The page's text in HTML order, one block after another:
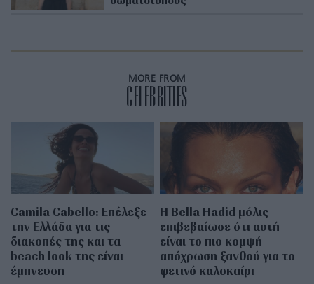
MORE FROM
CELEBRITIES
Camila Cabello: Επέλεξε
την Ελλάδα για τις
διακοπές της και τα
beach look της είναι
έμπνευση
Η Bella Hadid μόλις
επιβεβαίωσε ότι αυτή
είναι το πιο κομψή
απόχρωση ξανθού για το
φετινό καλοκαίρι